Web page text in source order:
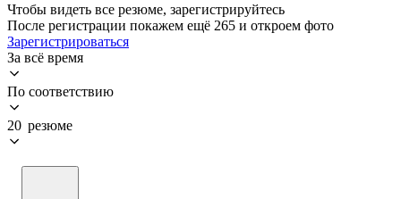
Чтобы видеть все резюме, зарегистрируйтесь
После регистрации покажем ещё 265 и откроем фото
Зарегистрироваться
За всё время
По соответствию
20 резюме